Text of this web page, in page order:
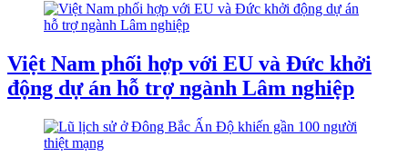
Việt Nam phối hợp với EU và Đức khởi
động dự án hỗ trợ ngành Lâm nghiệp